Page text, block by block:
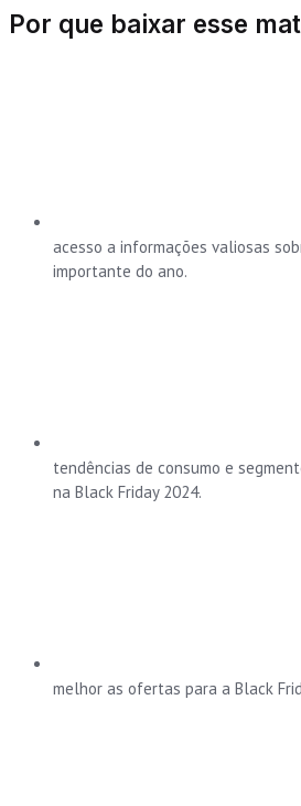
Por que baixar esse
acesso a informações valiosas
importante do ano.
tendências de consumo e
na Black Friday 2024.
melhor as ofertas para a Black